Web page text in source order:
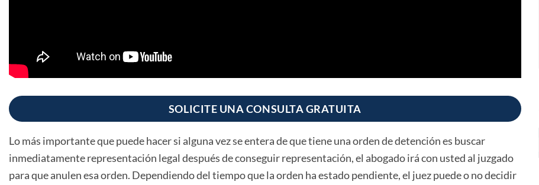
SOLICITE UNA CONSULTA GRATUITA
Lo más importante que puede hacer si alguna vez se entera de que tiene una orden de detención es buscar
inmediatamente representación legal después de conseguir representación, el abogado irá con usted al juzgado
para que anulen esa orden. Dependiendo del tiempo que la orden ha estado pendiente, el juez puede o no decidir